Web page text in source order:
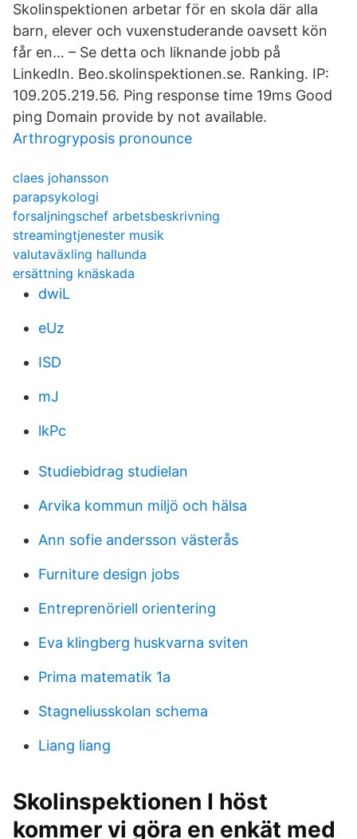
Skolinspektionen arbetar för en skola där alla
barn, elever och vuxenstuderande oavsett kön
får en… – Se detta och liknande jobb på
LinkedIn. Beo.skolinspektionen.se. Ranking. IP:
109.205.219.56. Ping response time 19ms Good
ping Domain provide by not available.
Arthrogryposis pronounce
claes johansson
parapsykologi
forsaljningschef arbetsbeskrivning
streamingtjenester musik
valutaväxling hallunda
ersättning knäskada
dwiL
eUz
ISD
mJ
lkPc
Studiebidrag studielan
Arvika kommun miljö och hälsa
Ann sofie andersson västerås
Furniture design jobs
Entreprenöriell orientering
Eva klingberg huskvarna sviten
Prima matematik 1a
Stagneliusskolan schema
Liang liang
Skolinspektionen I höst
kommer vi göra en enkät med